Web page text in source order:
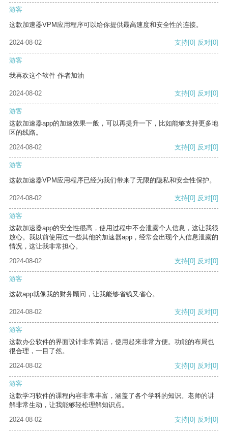
游客
这款加速器VPM应用程序可以给你提供最高速度和安全性的连接。
2024-08-02 支持[0] 反对[0]
游客
我喜欢这个软件 作者加油
2024-08-02 支持[0] 反对[0]
游客
这款加速器app的加速效果一般，可以再提升一下，比如能够支持更多地
区的线路。
2024-08-02
支持[0] 反对[0]
游客
这款加速器VPM应用程序已经为我们带来了无限的隐私和安全性保护。
2024-08-02 支持[0] 反对[0]
游客
这款加速器app的安全性很高，使用过程中不会泄露个人信息，这让我很
放心。我以前使用过一些其他的加速器app，经常会出现个人信息泄露的
情况，这让我非常担心。
2024-08-02
支持[0] 反对[0]
游客
这款app就像我的财务顾问，让我能够省钱又省心。
2024-08-02 支持[0] 反对[0]
游客
这款办公软件的界面设计非常简洁，使用起来非常方便。功能的布局也
很合理，一目了然。
2024-08-02
支持[0] 反对[0]
游客
这款学习软件的课程内容非常丰富，涵盖了各个学科的知识。老师的讲
解非常生动，让我能够轻松理解知识点。
2024-08-02
支持[0] 反对[0]